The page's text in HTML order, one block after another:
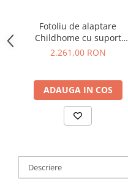
Fotoliu de alaptare
Childhome cu suport
pentru picioare, Gri
2.261,00 RON
ADAUGA IN COS
Descriere